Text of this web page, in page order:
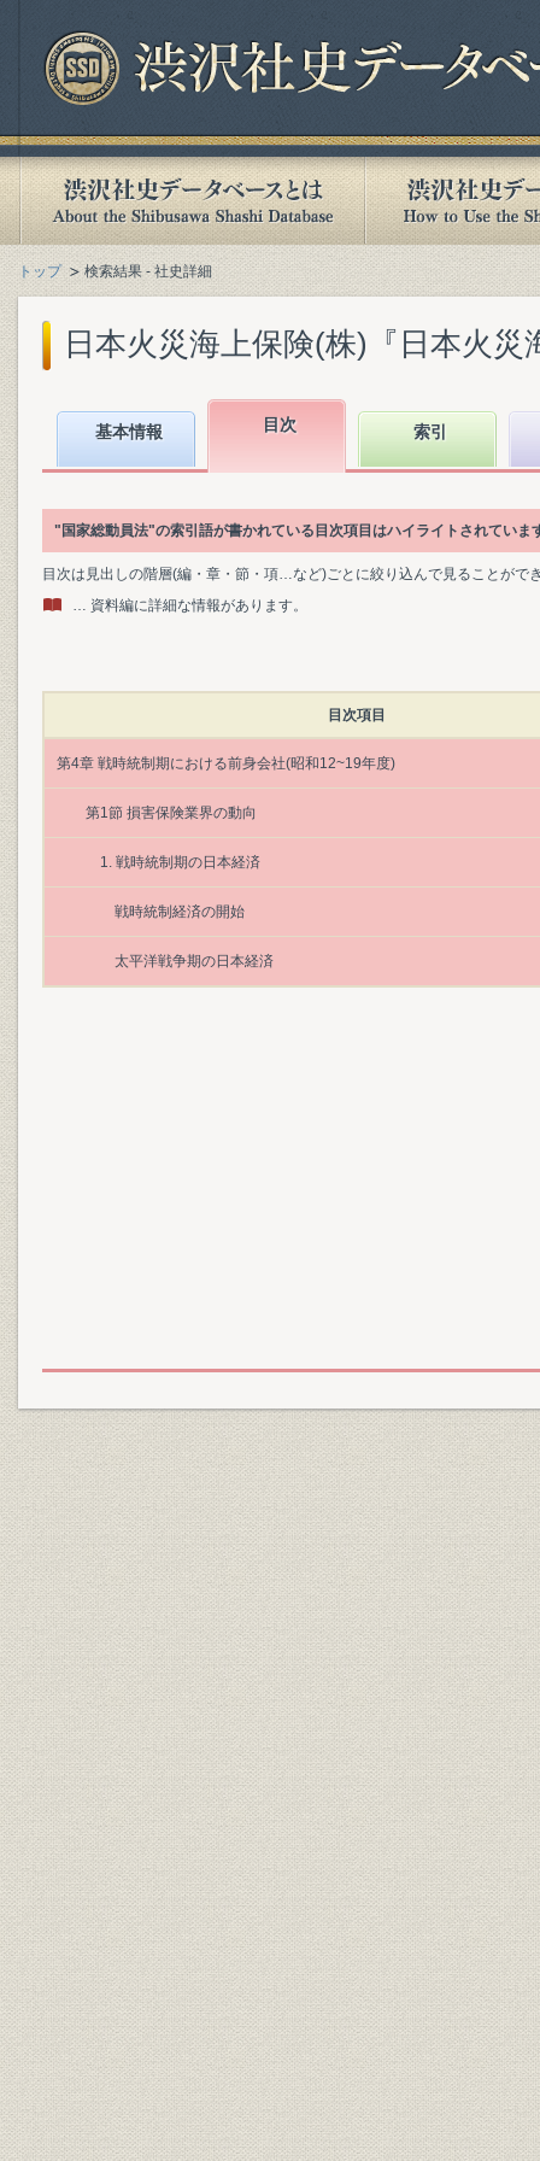
トップ 検索結果 - 社史詳細
日本火災海上保険(株)『日本火
基本情報 目次 索引
"国家総動員法"の索引語が書かれている目次項目はハイライトされていま
目次は見出しの階層(編・章・節・項…など)ごとに絞り込んで見ることがで
… 資料編に詳細な情報があります。
目次項目
第4章 戦時統制期における前身会社(昭和12~19年度)
第1節 損害保険業界の動向
1. 戦時統制期の日本経済
戦時統制経済の開始
太平洋戦争期の日本経済